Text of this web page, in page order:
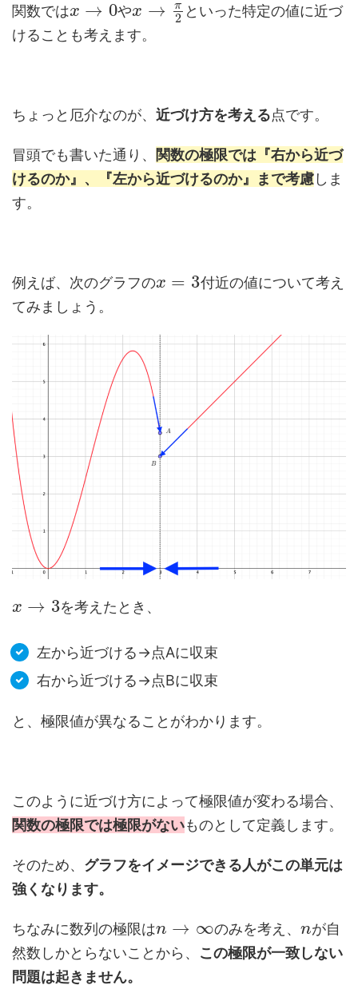
関数ではx → 0やx → π
2 といった特定の値に近づ
けることも考えます。
ちょっと厄介なのが、 近づけ方を考える点です。
冒頭でも書いた通り、 関数の極限では『右から近づ
けるのか』、『左から近づけるのか』まで考慮しま
す。
例えば、次のグラフのx = 3付近の値について考え
てみましょう。
x → 3を考えたとき、
左から近づける→点Aに収束
右から近づける→点Bに収束
と、極限値が異なることがわかります。
このように近づけ方によって極限値が変わる場合、
関数の極限では極限がないものとして定義します。
そのため、 グラフをイメージできる人がこの単元は
強くなります。
ちなみに数列の極限はn → ∞のみを考え、nが自
然数しかとらないことから、 この極限が一致しない
問題は起きません。